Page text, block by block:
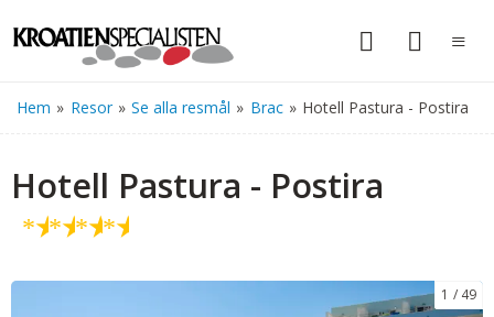
Hem » Resor » Se alla resmål » Brac » Hotell Pastura - Postira
Hotell Pastura - Postira
★★★★
1 49